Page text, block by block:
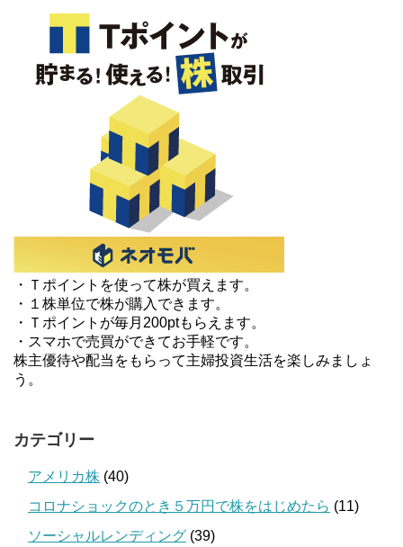
・Ｔポイントを使って株が買えます。
・１株単位で株が購入できます。
・Ｔポイントが毎月200ptもらえます。
・スマホで売買ができてお手軽です。
株主優待や配当をもらって主婦投資生活を楽しみましょ
う。
カテゴリー
アメリカ株 (40)
コロナショックのとき５万円で株をはじめたら (11)
ソーシャルレンディング (39)